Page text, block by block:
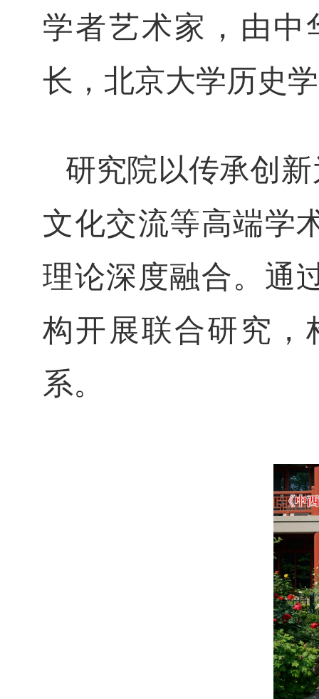
学者艺术家，由中
长，北京大学历史
研究院以传承创
文化交流等高端学
理论深度融合。通
构开展联合研究，
系。